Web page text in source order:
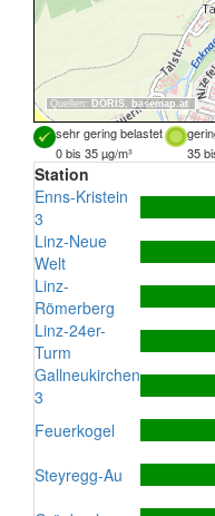
Quellen: DORIS, basemap.at
sehr gering belastet
0 bis 35 µg/m³
35
Station
Enns-Kristein
3
Linz-Neue
Welt
Linz-
Römerberg
Linz-24er-
Turm
Gallneukirchen
3
Feuerkogel
Steyregg-Au